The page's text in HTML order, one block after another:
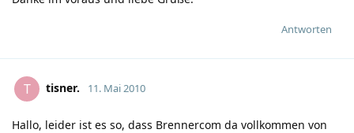
Antworten
T tisner. 11. Mai 2010
Hallo, leider ist es so, dass Brennercom da vollkommen von